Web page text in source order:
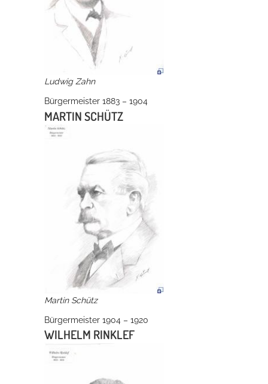
Ludwig Zahn
Bürgermeister 1883 – 1904
MARTIN SCHÜTZ
Martin Schütz
Bürgermeister 1904 – 1920
WILHELM RINKLEF